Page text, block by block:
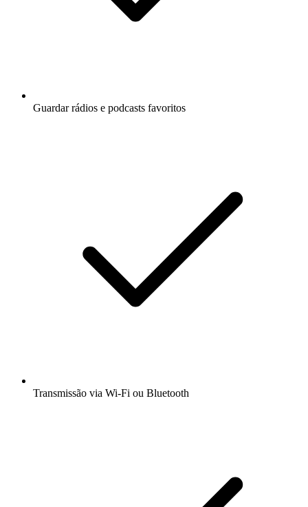
Guardar rádios e podcasts favoritos
Transmissão via Wi-Fi ou Bluetooth